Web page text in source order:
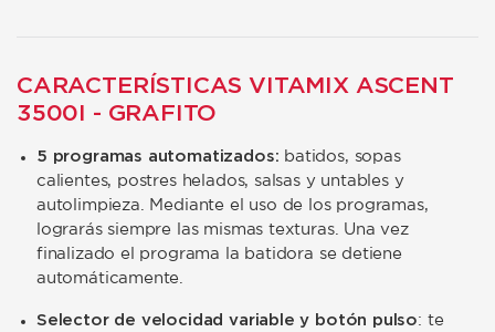
CARACTERÍSTICAS VITAMIX ASCENT
3500I - GRAFITO
5 programas automatizados: batidos, sopas
calientes, postres helados, salsas y untables y
autolimpieza. Mediante el uso de los programas,
lograrás siempre las mismas texturas. Una vez
finalizado el programa la batidora se detiene
automáticamente.
Selector de velocidad variable y botón pulso: te